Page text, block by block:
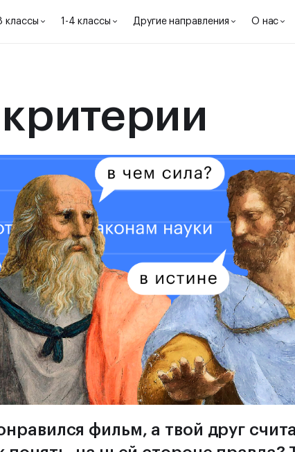
классы 1-4 классы Другие направления О нас
фильм, а твой друг